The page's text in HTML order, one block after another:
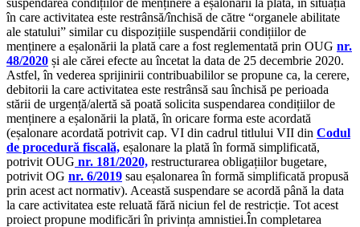
în care activitatea este restrânsă/închisă de către “organele abilitate
ale statului” similar cu dispozițiile suspendării condițiilor de
menținere a eșalonării la plată care a fost reglementată prin OUG nr.
48/2020 și ale cărei efecte au încetat la data de 25 decembrie 2020.
Astfel, în vederea sprijinirii contribuabililor se propune ca, la cerere,
debitorii la care activitatea este restrânsă sau închisă pe perioada
stării de urgență/alertă să poată solicita suspendarea condițiilor de
menținere a eșalonării la plată, în oricare forma este acordată
(eșalonare acordată potrivit cap. VI din cadrul titlului VII din Codul
de procedură fiscală, eșalonare la plată în formă simplificată,
potrivit OUG nr. 181/2020, restructurarea obligațiilor bugetare,
potrivit OG nr. 6/2019 sau eșalonarea în formă simplificată propusă
prin acest act normativ). Această suspendare se acordă până la data
la care activitatea este reluată fără niciun fel de restricție. Tot acest
proiect propune modificări în privința amnistiei.În completarea